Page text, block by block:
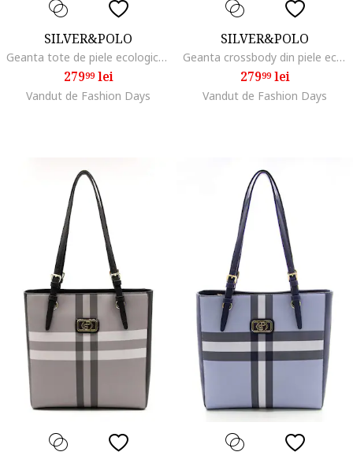
SILVER&POLO
Geanta tote de piele ecologica, Negru stins
27999lei
Vandut de Fashion Days
SILVER&POLO
Geanta crossbody din piele ecologica, Alb murdar
27999lei
Vandut de Fashion Days